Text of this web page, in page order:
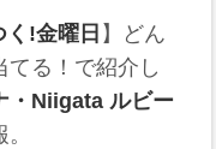
く!金曜日 】どん
てる！で紹介し
・Niigata ルビー